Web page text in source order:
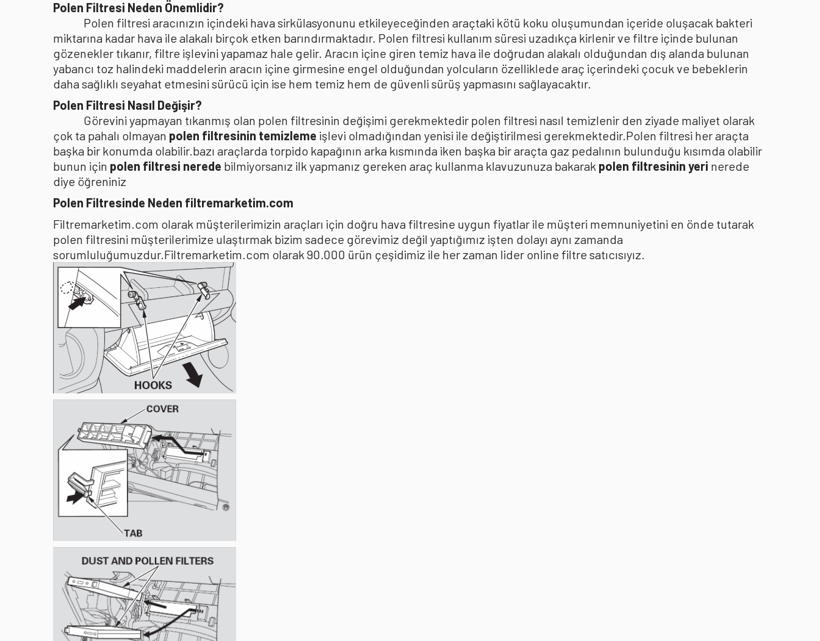
Polen Filtresi Neden Önemlidir?
Polen filtresi aracınızın içindeki hava sirkülasyonunu etkileyeceğinden araçtaki kötü koku oluşumundan içeride oluşacak bakteri
miktarına kadar hava ile alakalı birçok etken barındırmaktadır. Polen filtresi kullanım süresi uzadıkça kirlenir ve filtre içinde bulunan
gözenekler tıkanır, filtre işlevini yapamaz hale gelir. Aracın içine giren temiz hava ile doğrudan alakalı olduğundan dış alanda bulunan
yabancı toz halindeki maddelerin aracın içine girmesine engel olduğundan yolcuların özelliklede araç içerindeki çocuk ve bebeklerin
daha sağlıklı seyahat etmesini sürücü için ise hem temiz hem de güvenli sürüş yapmasını sağlayacaktır.
Polen Filtresi Nasıl Değişir?
Görevini yapmayan tıkanmış olan polen filtresinin değişimi gerekmektedir polen filtresi nasıl temizlenir den ziyade maliyet olarak
çok ta pahalı olmayan polen filtresinin temizleme işlevi olmadığından yenisi ile değiştirilmesi gerekmektedir.Polen filtresi her araçta
başka bir konumda olabilir.bazı araçlarda torpido kapağının arka kısmında iken başka bir araçta gaz pedalının bulunduğu kısımda olabilir
bunun için polen filtresi nerede bilmiyorsanız ilk yapmanız gereken araç kullanma klavuzunuza bakarak polen filtresinin yeri nerede
diye öğreniniz
Polen Filtresinde Neden filtremarketim.com
Filtremarketim.com olarak müşterilerimizin araçları için doğru hava filtresine uygun fiyatlar ile müşteri memnuniyetini en önde tutarak
polen filtresini müşterilerimize ulaştırmak bizim sadece görevimiz değil yaptığımız işten dolayı aynı zamanda
sorumluluğumuzdur.Filtremarketim.com olarak 90.000 ürün çeşidimiz ile her zaman lider online filtre satıcısıyız.